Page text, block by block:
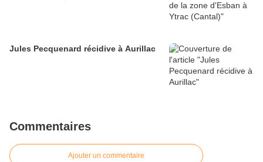
Jules Pecquenard récidive à Aurillac
Commentaires
Ajouter un commentaire